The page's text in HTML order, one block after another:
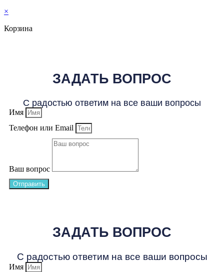
×
Корзина
ЗАДАТЬ ВОПРОС
С радостью ответим на все ваши вопросы
Имя
Телефон или Email
Ваш вопрос
Отправить
ЗАДАТЬ ВОПРОС
С радостью ответим на все ваши вопросы
Имя